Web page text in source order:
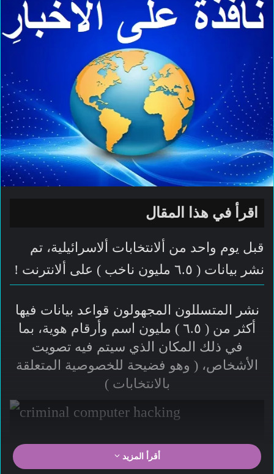
اقرأ في هذا المقال
قبل يوم واحد من ألانتخابات ألاسرائيلية، تم
نشر بيانات ( ٦.٥ مليون ناخب ) على ألانترنت !
نشر المتسللون المجهولون قواعد بيانات فيها
أكثر من ( ٦.٥ ) مليون اسم وأرقام هوية، بما
في ذلك المكان الذي سيتم فيه تصويت
الأشخاص، ( وهو فضيحة للخصوصية المتعلقة
بالانتخابات )
أقرأ المزيد